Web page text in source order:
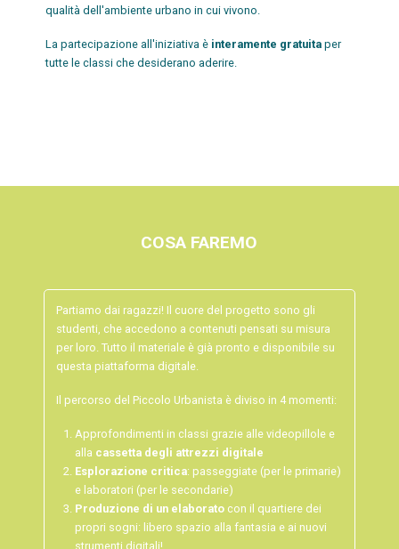
qualità dell'ambiente urbano in cui vivono.
La partecipazione all'iniziativa è interamente gratuita per
tutte le classi che desiderano aderire.
COSA FAREMO
Partiamo dai ragazzi! Il cuore del progetto sono gli
studenti, che accedono a contenuti pensati su misura
per loro. Tutto il materiale è già pronto e disponibile su
questa piattaforma digitale.
Il percorso del Piccolo Urbanista è diviso in 4 momenti:
Approfondimenti in classi grazie alle videopillole e
alla cassetta degli attrezzi digitale
Esplorazione critica: passeggiate (per le primarie)
e laboratori (per le secondarie)
Produzione di un elaborato con il quartiere dei
propri sogni: libero spazio alla fantasia e ai nuovi
strumenti digitali!